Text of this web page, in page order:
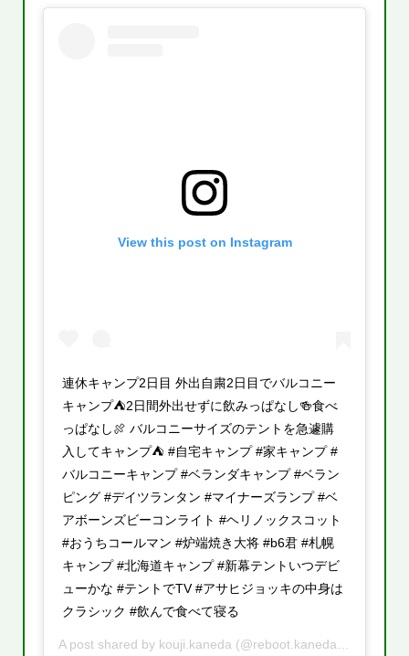
View this post on Instagram
連休キャンプ2日目 外出自粛2日目でバルコニー
キャンプ⛺️2日間外出せずに飲みっぱなし🍻食べ
っぱなし🍖 バルコニーサイズのテントを急遽購
入してキャンプ⛺️ #自宅キャンプ #家キャンプ #
バルコニーキャンプ #ベランダキャンプ #ベラン
ピング #デイツランタン #マイナーズランプ #ベ
アボーンズビーコンライト #ヘリノックスコット
#おうちコールマン #炉端焼き大将 #b6君 #札幌
キャンプ #北海道キャンプ #新幕テントいつデビ
ューかな #テントでTV #アサヒジョッキの中身は
クラシック #飲んで食べて寝る
A post shared by kouji.kaneda (@reboot.kaneda) on